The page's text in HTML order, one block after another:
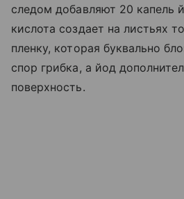
следом добавляют 20 капель
кислота создает на листьях
пленку, которая буквально
спор грибка, а йод
поверхность.